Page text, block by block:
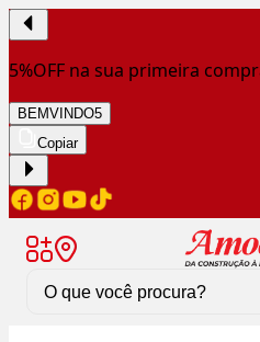
5%OFF na sua primeira
BEMVINDO5
Copiar